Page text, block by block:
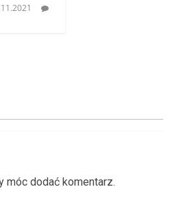
móc dodać komentarz.